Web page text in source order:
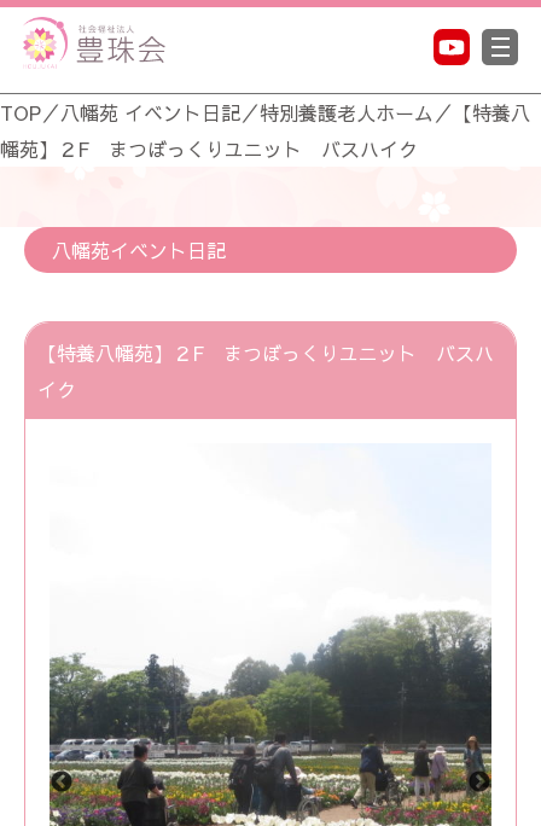
TOP／八幡苑 イベント日記／特別養護老人ホーム ／ 【特養八
幡苑】２F まつぼっくりユニット バスハイク
八幡苑イベント日記
【特養八幡苑】２F まつぼっくりユニット バスハ
イク